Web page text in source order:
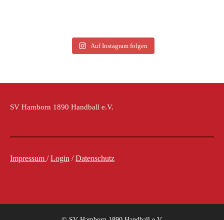
Auf Instagram folgen
SV Hamborn 1890 Handball e.V.
Impressum /Login /Datenschutz